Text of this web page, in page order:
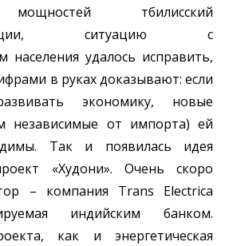
тбилисский
ситуацию с
населения удалось исправить,
в руках доказывают: если
экономику, новые
независимые от импорта) ей
Так и появилась идея
«Худони». Очень скоро
– компания Trans Electrica
индийским банком.
как и энергетическая